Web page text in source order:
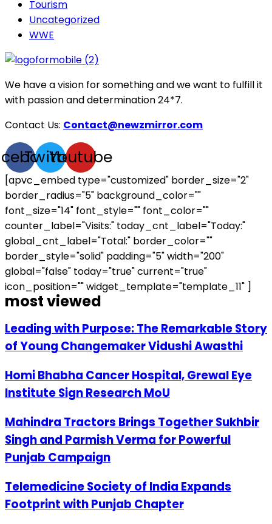
Tourism
Uncategorized
WWE
We have a vision for something and we want to fulfill it
with passion and determination 24*7.
Contact Us: Contact@newzmirror.com
TwitterYoutube
[apvc_embed type="customized" border_size="2"
border_radius="5" background_color=""
font_size="14" font_style="" font_color=""
counter_label="Visits:" today_cnt_label="Today:"
global_cnt_label="Total:" border_color=""
border_style="solid" padding="5" width="200"
global="false" today="true" current="true"
icon_position="" widget_template="template_11" ]
most viewed
Leading with Purpose: The Remarkable Story
of Young Changemaker Vidushi Awasthi
Homi Bhabha Cancer Hospital, Grewal Eye
Institute Sign Research MoU
Mahindra Tractors Brings Together Sukhbir
Singh and Parmish Verma for Powerful
Punjab Campaign
Telemedicine Society of India Expands
Footprint with Punjab Chapter